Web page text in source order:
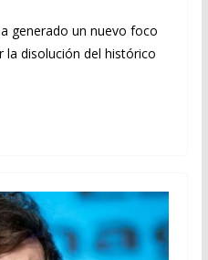
generado un nuevo foco
la disolución del histórico